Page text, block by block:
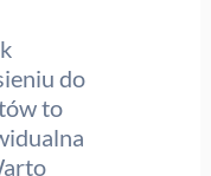
do
to